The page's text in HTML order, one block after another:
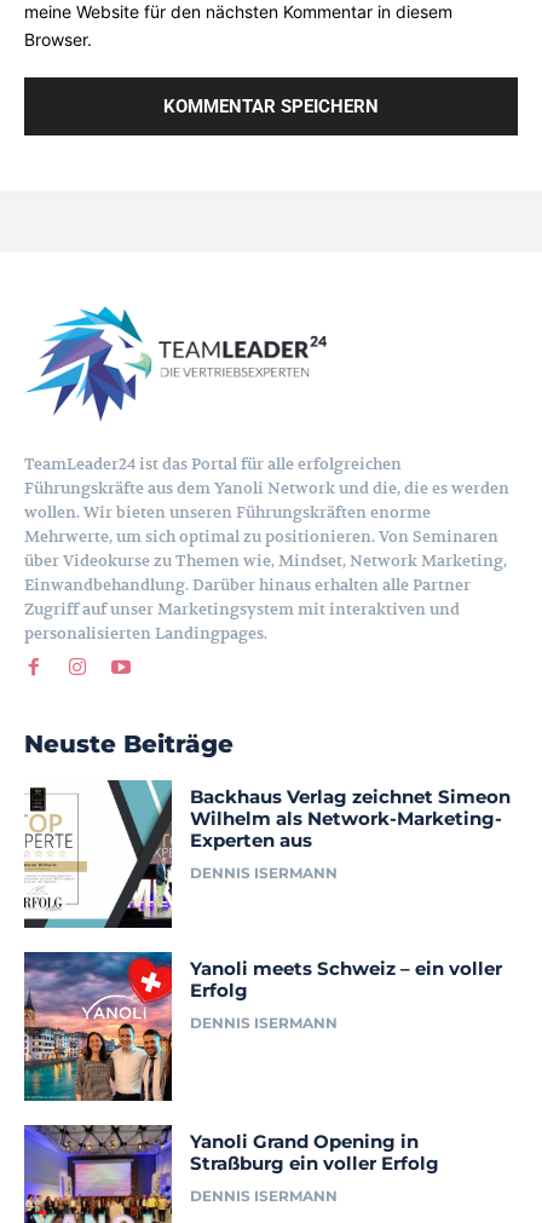
meine Website für den nächsten Kommentar in diesem
Browser.
TeamLeader24 ist das Portal für alle erfolgreichen
Führungskräfte aus dem Yanoli Network und die, die es werden
wollen. Wir bieten unseren Führungskräften enorme
Mehrwerte, um sich optimal zu positionieren. Von Seminaren
über Videokurse zu Themen wie, Mindset, Network Marketing,
Einwandbehandlung. Darüber hinaus erhalten alle Partner
Zugriff auf unser Marketingsystem mit interaktiven und
personalisierten Landingpages.
Neuste Beiträge
Backhaus Verlag zeichnet Simeon
Wilhelm als Network-Marketing-
Experten aus
DENNIS ISERMANN
Yanoli meets Schweiz – ein voller
Erfolg
DENNIS ISERMANN
Yanoli Grand Opening in
Straßburg ein voller Erfolg
DENNIS ISERMANN